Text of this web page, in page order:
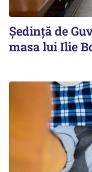
Ședință de
masa lui Ilie